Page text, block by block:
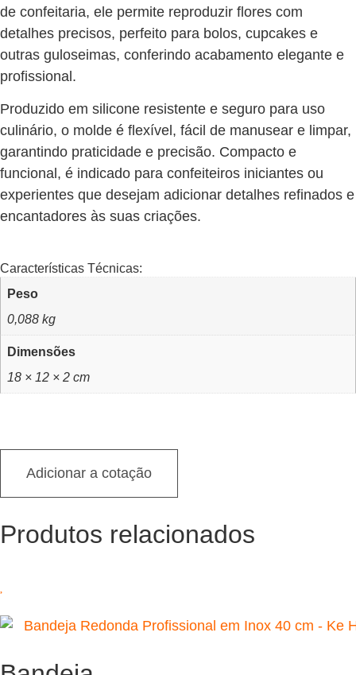
de confeitaria, ele permite reproduzir flores com
detalhes precisos, perfeito para bolos, cupcakes e
outras guloseimas, conferindo acabamento elegante e
profissional.
Produzido em silicone resistente e seguro para uso
culinário, o molde é flexível, fácil de manusear e limpar,
garantindo praticidade e precisão. Compacto e
funcional, é indicado para confeiteiros iniciantes ou
experientes que desejam adicionar detalhes refinados e
encantadores às suas criações.
Características Técnicas:
Peso
0,088 kg
Dimensões
18 × 12 × 2 cm
Adicionar a cotação
Produtos relacionados